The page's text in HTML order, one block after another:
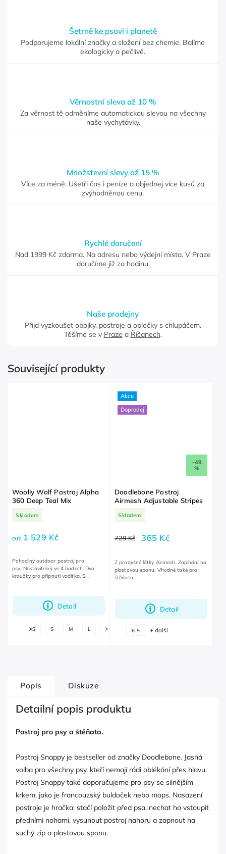
Šetrně ke psovi i planetě
Podporujeme lokální značky a složení bez chemie. Balíme
ekologicky a pečlivě.
Věrnostní sleva až 10 %
Za věrnost tě odměníme automatickou slevou na všechny
naše vychytávky.
Množstevní slevy až 15 %
Více za méně. Ušetři čas i peníze a objednej více kusů za
zvýhodněnou cenu.
Rychlé doručení
Nad 1999 Kč zdarma. Na adresu nebo výdejní místa. V Praze
doručíme již za hodinu.
Naše prodejny
Přijď vyzkoušet obojky, postroje a oblečky s chlupáčem.
Těšíme se v Praze a Říčanech.
Související produkty
Woolly Wolf Postroj Alpha
360 Deep Teal Mix
Skladem
od 1 529 Kč
Detail
Pohodlný outdoor postroj pro
psy. Nastavitelný ve 4 bodech. Dva
kroužky pro připnutí vodítka. S
XS S M L XL
další
Akce
Doprodej
–49
%
Doodlebone Postroj
Airmesh Adjustable Stripes
Skladem
729 Kč 365 Kč
Detail
Z prodyšné látky Airmesh. Zapínání na
plastovou sponu. Vhodné také pro
štěňata.
6-9 + další
Popis Diskuze
Detailní popis produktu
Postroj pro psy a štěňata.
Postroj Snappy je bestseller od značky Doodlebone. Jasná
volba pro všechny psy, kteří nemají rádi oblékání přes hlavu.
Postroj Snappy také doporučujeme pro psy se silnějším
krkem, jako je francouzský buldoček nebo mops. Nasazení
postroje je hračka: stačí položit před psa, nechat ho vstoupit
předními nohami, vysunout postroj nahoru a zapnout na
suchý zip a plastovou sponu.